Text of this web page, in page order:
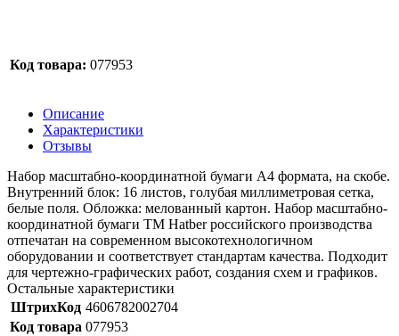
Код товара: 077953
Описание
Характеристики
Отзывы
Набор масштабно-координатной бумаги А4 формата, на скобе.
Внутренний блок: 16 листов, голубая миллиметровая сетка,
белые поля. Обложка: мелованный картон. Набор масштабно-
координатной бумаги ТМ Hatber российского производства
отпечатан на современном высокотехнологичном
оборудовании и соответствует стандартам качества. Подходит
для чертежно-графических работ, создания схем и графиков.
Остальные характеристики
ШтрихКод 4606782002704
Код товара 077953